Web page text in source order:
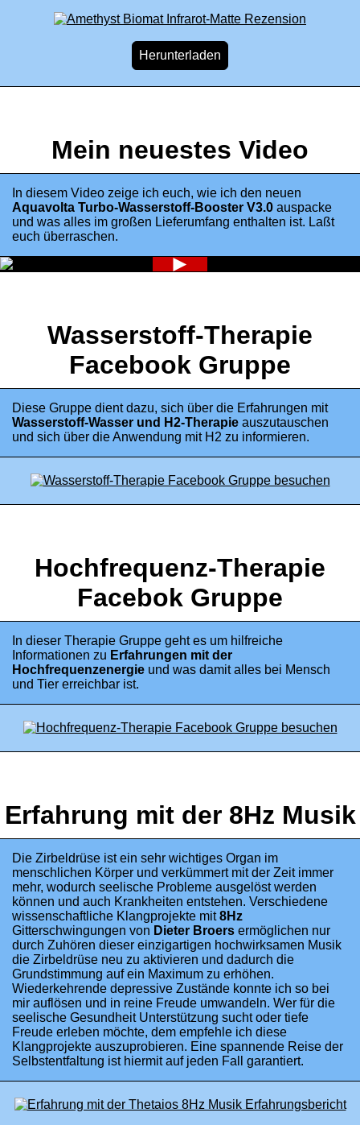
Mein neuestes Video
In diesem Video zeige ich euch, wie ich den neuen
Aquavolta Turbo-Wasserstoff-Booster V3.0 auspacke
und was alles im großen Lieferumfang enthalten ist. Laßt
euch überraschen.
►
Wasserstoff-Therapie
Facebook Gruppe
Diese Gruppe dient dazu, sich über die Erfahrungen mit
Wasserstoff-Wasser und H2-Therapie auszutauschen
und sich über die Anwendung mit H2 zu informieren.
Hochfrequenz-Therapie
Facebok Gruppe
In dieser Therapie Gruppe geht es um hilfreiche
Informationen zu Erfahrungen mit der
Hochfrequenzenergie und was damit alles bei Mensch
und Tier erreichbar ist.
Erfahrung mit der 8Hz Musik
Die Zirbeldrüse ist ein sehr wichtiges Organ im
menschlichen Körper und verkümmert mit der Zeit immer
mehr, wodurch seelische Probleme ausgelöst werden
können und auch Krankheiten entstehen. Verschiedene
wissenschaftliche Klangprojekte mit8Hz
Gitterschwingungen von Dieter Broers ermöglichen nur
durch Zuhören dieser einzigartigen hochwirksamen Musik
die Zirbeldrüse neu zu aktivieren und dadurch die
Grundstimmung auf ein Maximum zu erhöhen.
Wiederkehrende depressive Zustände konnte ich so bei
mir auflösen und in reine Freude umwandeln. Wer für die
seelische Gesundheit Unterstützung sucht oder tiefe
Freude erleben möchte, dem empfehle ich diese
Klangprojekte auszuprobieren. Eine spannende Reise der
Selbstentfaltung ist hiermit auf jeden Fall garantiert.